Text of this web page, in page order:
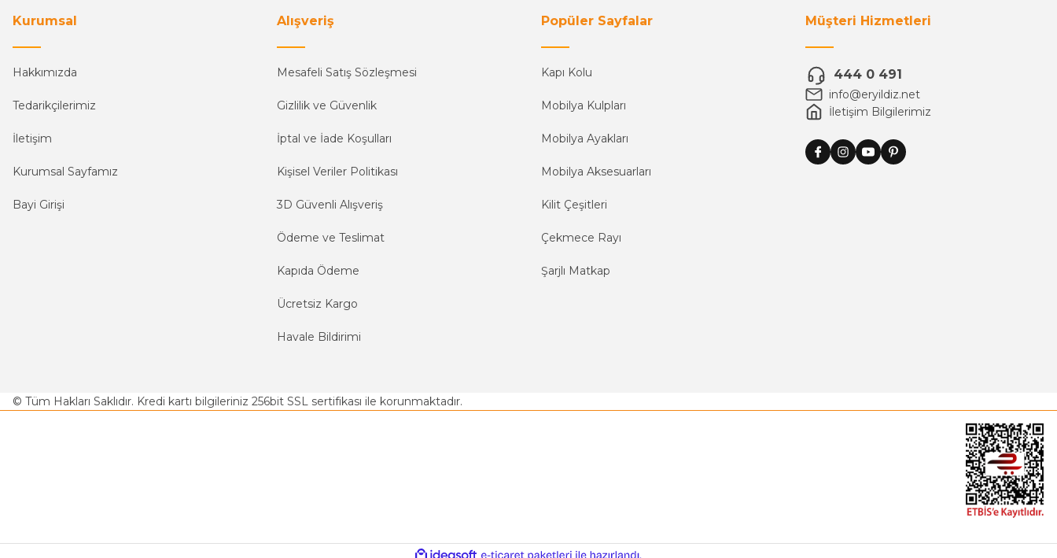
Kurumsal
Hakkımızda
Tedarikçilerimiz
İletişim
Kurumsal Sayfamız
Bayi Girişi
Alışveriş
Mesafeli Satış Sözleşmesi
Gizlilik ve Güvenlik
İptal ve İade Koşulları
Kişisel Veriler Politikası
3D Güvenli Alışveriş
Ödeme ve Teslimat
Kapıda Ödeme
Ücretsiz Kargo
Havale Bildirimi
Popüler Sayfalar
Kapı Kolu
Mobilya Kulpları
Mobilya Ayakları
Mobilya Aksesuarları
Kilit Çeşitleri
Çekmece Rayı
Şarjlı Matkap
Müşteri Hizmetleri
444 0 491
info@eryildiz.net
İletişim Bilgilerimiz
© Tüm Hakları Saklıdır. Kredi kartı bilgileriniz 256bit SSL sertifikası ile korunmaktadır.
ideasoft e-